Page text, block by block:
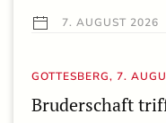
7. AUGUST 2026
GOTTESBERG, 7.
Bruderschaft